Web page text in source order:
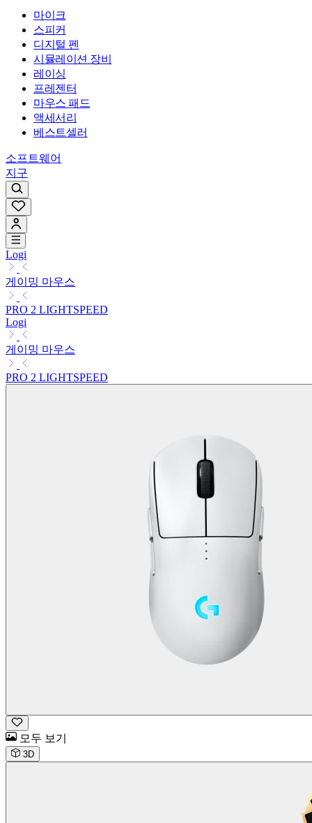
마이크
스피커
디지털 펜
시뮬레이션 장비
레이싱
프레젠터
마우스 패드
액세서리
베스트셀러
소프트웨어
지구
Logi
게이밍 마우스
PRO 2 LIGHTSPEED
Logi
게이밍 마우스
PRO 2 LIGHTSPEED
모두 보기
3D